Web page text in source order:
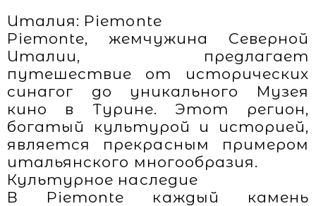
Италия: Piemonte
Piemonte, жемчужина Северной
Италии, предлагает
путешествие от исторических
синагог до уникального Музея
кино в Турине. Этот регион,
богатый культурой и историей,
является прекрасным примером
итальянского многообразия.
Культурное наследие
В Piemonte каждый камень